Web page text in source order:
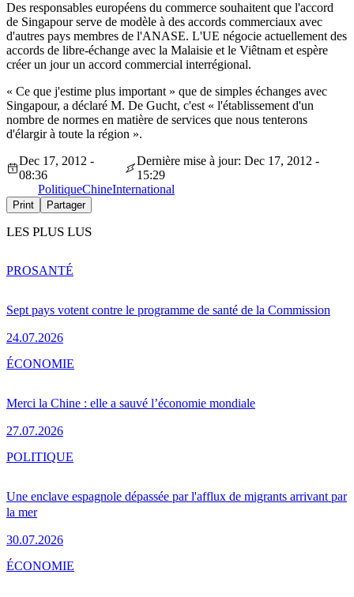
Des responsables européens du commerce souhaitent que l'accord
de Singapour serve de modèle à des accords commerciaux avec
d'autres pays membres de l'ANASE. L'UE négocie actuellement des
accords de libre-échange avec la Malaisie et le Viêtnam et espère
créer un jour un accord commercial interrégional.
« Ce que j'estime plus important » que de simples échanges avec
Singapour, a déclaré M. De Gucht, c'est « l'établissement d'un
nombre de normes en matière de services que nous tenterons
d'élargir à toute la région ».
Dec 17, 2012 -
08:36
Dernière mise à jour: Dec 17, 2012 -
15:29
PolitiqueChineInternational
Print Partager
LES PLUS LUS
Sept pays votent contre le programme de santé de la Commission
24.07.2026
PROSANTÉ
Merci la Chine : elle a sauvé l’économie mondiale
27.07.2026
ÉCONOMIE
Une enclave espagnole dépassée par l'afflux de migrants arrivant par
la mer
30.07.2026
POLITIQUE
ÉCONOMIE